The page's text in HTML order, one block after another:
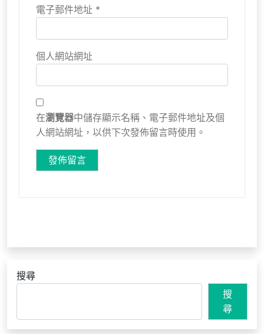
電子郵件地址 *
個人網站網址
在瀏覽器中儲存顯示名稱、電子郵件地址及個
人網站網址，以供下次發佈留言時使用。
搜尋
搜
尋